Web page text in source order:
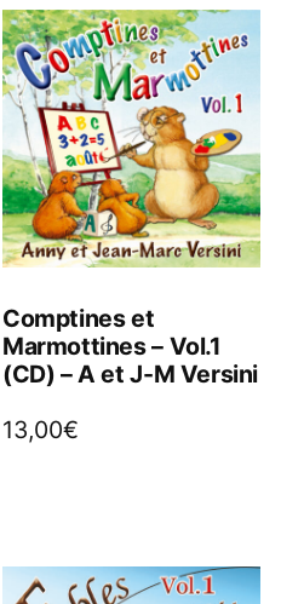
Comptines et
Marmottines – Vol.1
(CD) – A et J-M Versini
13,00€